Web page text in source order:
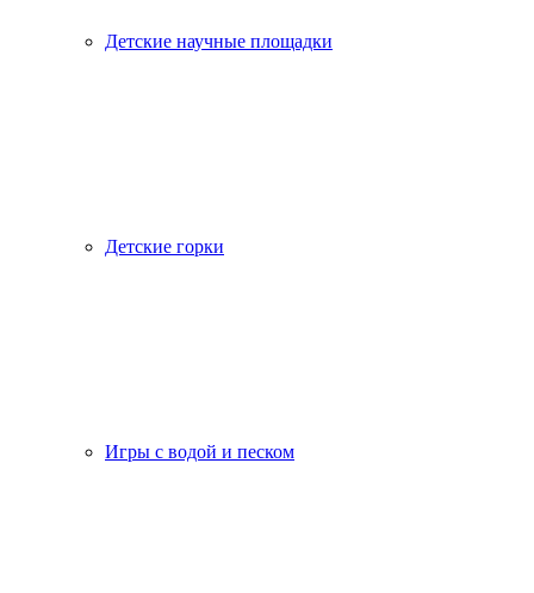
Детские научные площадки
Детские горки
Игры с водой и песком